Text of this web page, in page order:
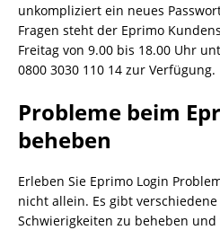
unkompliziert ein neues
Fragen steht der Eprimo
Freitag von 9.00 bis 18.00 Uhr
0800 3030 110 14 zur Verfügung.
Probleme beim
beheben
Erleben Sie Eprimo Login
nicht allein. Es gibt
Schwierigkeiten zu beheben